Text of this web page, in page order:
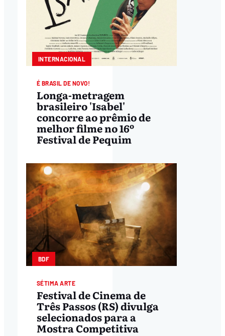
INTERNACIONAL
É BRASIL DE NOVO!
Longa-metragem
brasileiro 'Isabel'
concorre ao prêmio de
melhor filme no 16º
Festival de Pequim
BDF
SÉTIMA ARTE
Festival de Cinema de
Três Passos (RS) divulga
selecionados para a
Mostra Competitiva